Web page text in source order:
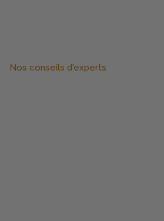
Nos conseils d'experts